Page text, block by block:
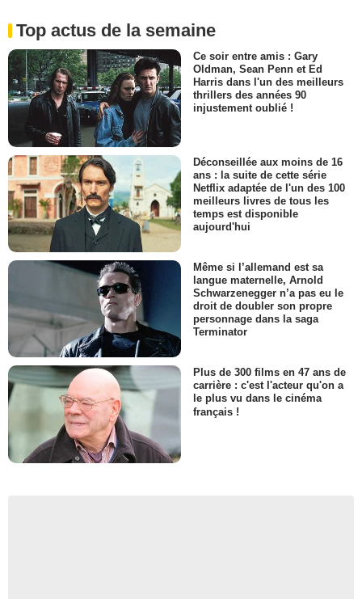
Top actus de la semaine
Ce soir entre amis : Gary
Oldman, Sean Penn et Ed
Harris dans l'un des meilleurs
thrillers des années 90
injustement oublié !
Déconseillée aux moins de 16
ans : la suite de cette série
Netflix adaptée de l'un des 100
meilleurs livres de tous les
temps est disponible
aujourd'hui
Même si l’allemand est sa
langue maternelle, Arnold
Schwarzenegger n’a pas eu le
droit de doubler son propre
personnage dans la saga
Terminator
Plus de 300 films en 47 ans de
carrière : c'est l'acteur qu'on a
le plus vu dans le cinéma
français !